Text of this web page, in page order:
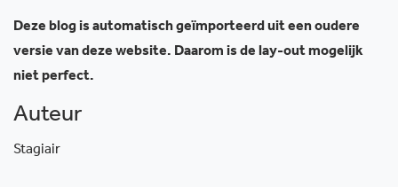
Deze blog is automatisch geïmporteerd uit een oudere
versie van deze website. Daarom is de lay-out mogelijk
niet perfect.
Auteur
Stagiair